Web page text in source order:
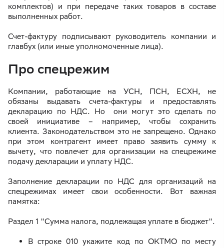
комплектов) и при передаче таких товаров в составе
выполненных работ.
Счет-фактуру подписывают руководитель компании и
главбух (или иные уполномоченные лица).
Про спецрежим
Компании, работающие на УСН, ПСН, ЕСХН, не
обязаны выдавать счета-фактуры и предоставлять
декларацию по НДС. Но они могут это сделать по
своей инициативе – например, чтобы сохранить
клиента. Законодательством это не запрещено. Однако
при этом контрагент имеет право заявить сумму к
вычету, что повлечет для организации на спецрежиме
подачу декларации и уплату НДС.
Заполнение декларации по НДС для организаций на
спецрежимах имеет свои особенности. Вот важная
памятка:
Раздел 1 "Сумма налога, подлежащая уплате в бюджет".
В строке 010 укажите код по ОКТМО по месту